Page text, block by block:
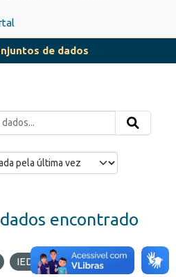
de dados
encontrado
IED
Formatos: